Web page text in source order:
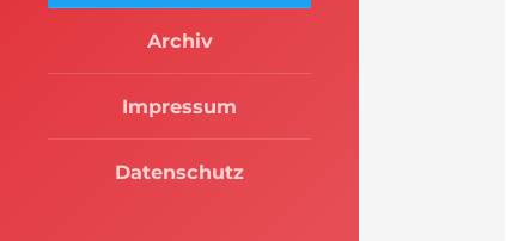
Archiv
Impressum
Datenschutz